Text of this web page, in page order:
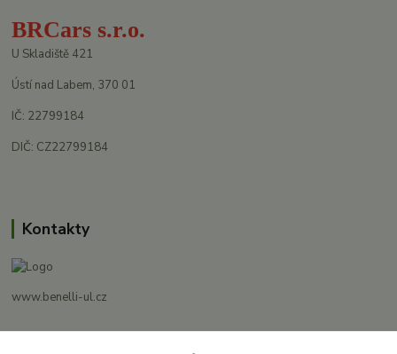
BRCars s.r.o.
U Skladiště 421
Ústí nad Labem, 370 01
IČ: 22799184
DIČ: CZ22799184
Kontakty
www.benelli-ul.cz